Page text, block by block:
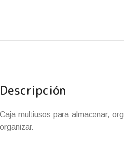
Descripción
Caja multiusos para almacenar,
organizar.